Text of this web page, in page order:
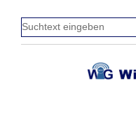
Inhalt
springen